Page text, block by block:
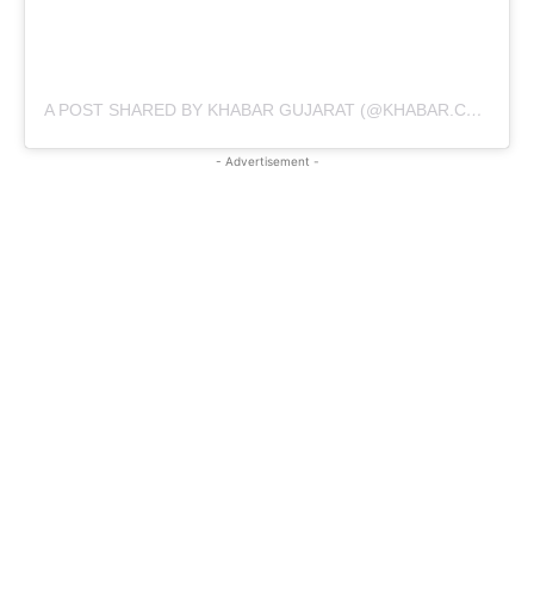
A POST SHARED BY KHABAR GUJARAT (@KHABAR.COMMUNICATION)
- Advertisement -